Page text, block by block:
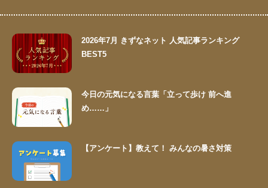
2026年7月 きずなネット 人気記事ランキング
BEST5
今日の元気になる言葉「立って歩け 前へ進
め……」
【アンケート】教えて！ みんなの暑さ対策